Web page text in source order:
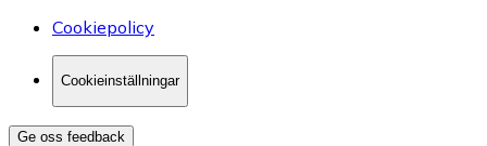
Cookiepolicy
Cookieinställningar
Ge oss feedback